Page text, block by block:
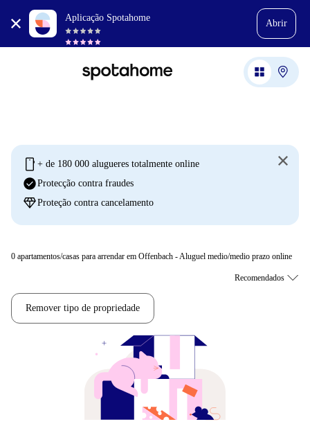
Aplicação Spotahome
Abrir
mobile + de 180 000 alugueres totalmente online
check_circleProtecção contra fraudes
diamondProteção contra cancelamento
0 apartamentos/casas para arrendar em Offenbach - Aluguel medio/medio prazo online
Remover tipo de propriedade